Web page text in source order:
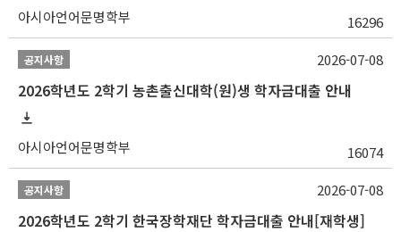
아시아언어문명학부 16296
공지사항
2026학년도 2학기 농촌출신대학(원)생 학자금대출 안내
아시아언어문명학부 16074
2026-07-08
공지사항
2026학년도 2학기 한국장학재단 학자금대출 안내[재학생]
2026-07-08